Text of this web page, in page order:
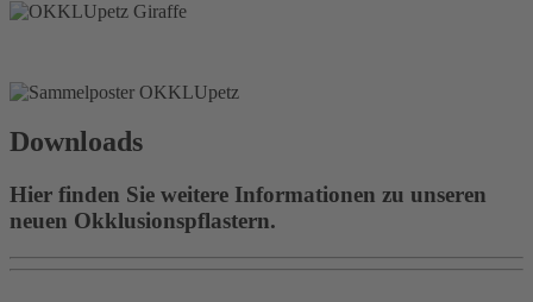
Downloads
Hier finden Sie weitere Informationen zu unseren
neuen Okklusionspflastern.